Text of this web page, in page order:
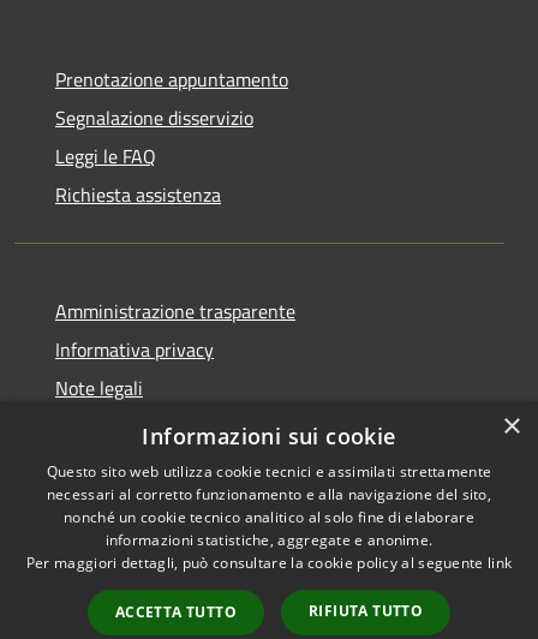
Prenotazione appuntamento
Segnalazione disservizio
Leggi le FAQ
Richiesta assistenza
Amministrazione trasparente
Informativa privacy
Note legali
Dichiarazione di accessibilità
Accessibilità
Copyright © 2026 • Comune di
Filottrano • Powered by
Municipium•
Accesso
×
Informazioni sui cookie
Questo sito web utilizza cookie tecnici e assimilati strettamente
necessari al corretto funzionamento e alla navigazione del sito,
nonché un cookie tecnico analitico al solo fine di elaborare
informazioni statistiche, aggregate e anonime.
Per maggiori dettagli, può consultare la cookie policy al seguente link
ACCETTA TUTTO RIFIUTA TUTTO